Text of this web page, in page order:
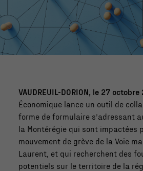
VAUDREUIL-DORION, le 27
Économique lance un outil de
forme de formulaire s’adressant
la Montérégie qui sont impactées
mouvement de grève de la Voie
Laurent, et qui recherchent des
potentiels sur le territoire de la